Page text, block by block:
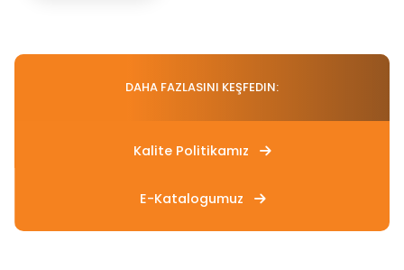
DAHA FAZLASINI KEŞFEDIN:
Kalite Politikamız
E-Katalogumuz